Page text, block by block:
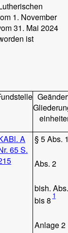
1. November
31. Mai 2024
ist
A
65 S.
§ 5 Abs.
Abs. 2
bish.
bis 8 1
Anlage 2